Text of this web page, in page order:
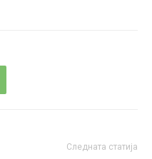
Следната статија